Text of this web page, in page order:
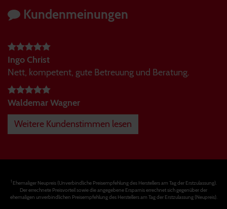
Kundenmeinungen
Ingo Christ
Nett, kompetent, gute Betreuung und Beratung.
Waldemar Wagner
Weitere Kundenstimmen lesen
1Ehemaliger Neupreis (Unverbindliche Preisempfehlung des Herstellers am Tag der Erstzulassung).
Der errechnete Preisvorteil sowie die angegebene Ersparnis errechnet sich gegenüber der
ehemaligen unverbindlichen Preisempfehlung des Herstellers am Tag der Erstzulassung (Neupreis).